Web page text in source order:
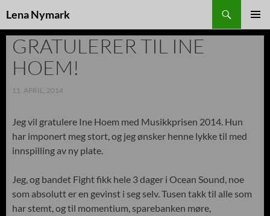
Lena Nymark
TIL
INNHOLD
GRATULERER TIL INE
HOEM!
11. APRIL, 2014
Jeg vil gratulere Ine Hoem med Musikkprisen 2014. Hun
har imponert meg stort, og jeg ønsker henne lykke til med
innspilling av ny plate.
Jeg, og bandet Fight fikk hele 3 dager i Ocean Sound, noe
som absolutt er en gevinst i seg selv. Tusen takk til alle som
har stemt, og til momentium, sparebanken møre,